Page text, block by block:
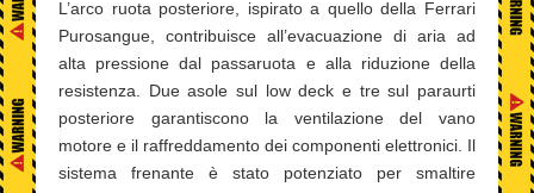
L’arco ruota posteriore, ispirato a quello della Ferrari
Purosangue, contribuisce all’evacuazione di aria ad
alta pressione dal passaruota e alla riduzione della
resistenza. Due asole sul low deck e tre sul paraurti
posteriore garantiscono la ventilazione del vano
motore e il raffreddamento dei componenti elettronici. Il
sistema frenante è stato potenziato per smaltire